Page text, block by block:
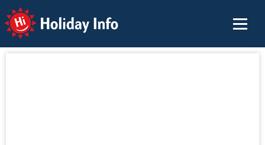
Holiday Info